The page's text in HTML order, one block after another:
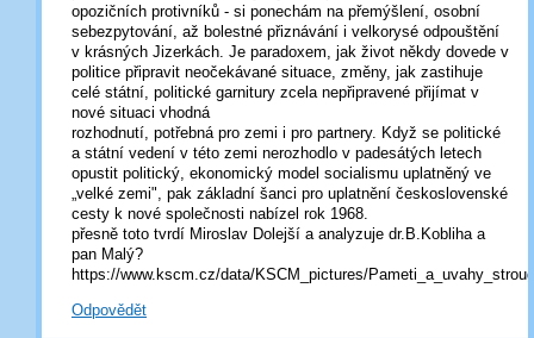
opozičních protivníků - si ponechám na přemýšlení, osobní
sebezpytování, až bolestné přiznávání i velkorysé odpouštění
v krásných Jizerkách. Je paradoxem, jak život někdy dovede v
politice připravit neočekávané situace, změny, jak zastihuje
celé státní, politické garnitury zcela nepřipravené přijímat v
nové situaci vhodná
rozhodnutí, potřebná pro zemi i pro partnery. Když se politické
a státní vedení v této zemi nerozhodlo v padesátých letech
opustit politický, ekonomický model socialismu uplatněný ve
„velké zemi", pak základní šanci pro uplatnění československé
cesty k nové společnosti nabízel rok 1968.
přesně toto tvrdí Miroslav Dolejší a analyzuje dr.B.Kobliha a
pan Malý?
https://www.kscm.cz/data/KSCM_pictures/
Odpovědět